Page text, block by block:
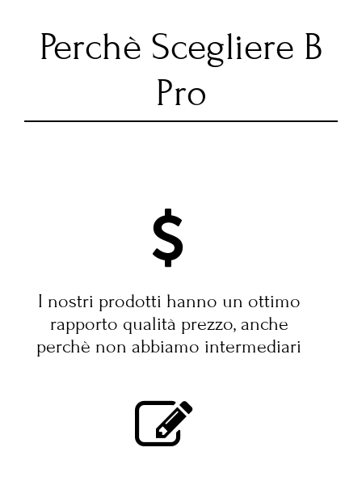
Perchè Scegliere B
Pro
I nostri prodotti hanno un ottimo
rapporto qualità prezzo, anche
perchè non abbiamo intermediari